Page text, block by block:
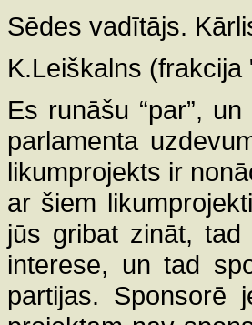
Sēdes vadītājs.
K.Leiškalns (frakcija
Es runāšu “par”,
parlamenta
likumprojekts ir
ar šiem
jūs gribat zināt,
interese, un tad
partijas. Sponsorē